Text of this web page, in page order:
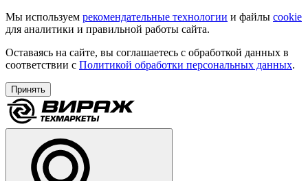
Мы используем рекомендательные технологии и файлы cookie
для аналитики и правильной работы сайта.
Оставаясь на сайте, вы соглашаетесь с обработкой данных в
соответствии с Политикой обработки персональных данных.
Принять